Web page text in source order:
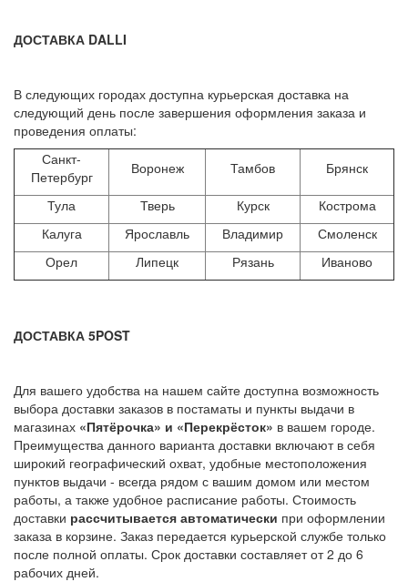
ДОСТАВКА DALLI
В следующих городах доступна курьерская доставка на
следующий день после завершения оформления заказа и
проведения оплаты:
Санкт-
Петербург
Воронеж Тамбов Брянск
Тула Тверь Курск
Кострома
Калуга
Ярославль Владимир
Смоленск
Орел
Липецк Рязань Иваново
ДОСТАВКА 5POST
Для вашего удобства на нашем сайте доступна возможность
выбора доставки заказов в постаматы и пункты выдачи в
магазинах «Пятёрочка» и «Перекрёсток» в вашем городе.
Преимущества данного варианта доставки включают в себя
широкий географический охват, удобные местоположения
пунктов выдачи - всегда рядом с вашим домом или местом
работы, а также удобное расписание работы. Стоимость
доставки рассчитывается автоматически при оформлении
заказа в корзине. Заказ передается курьерской службе только
после полной оплаты. Срок доставки составляет от 2 до 6
рабочих дней.